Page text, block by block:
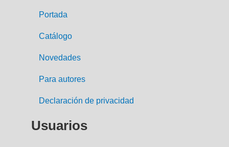
Portada
Catálogo
Novedades
Para autores
Declaración de privacidad
Usuarios